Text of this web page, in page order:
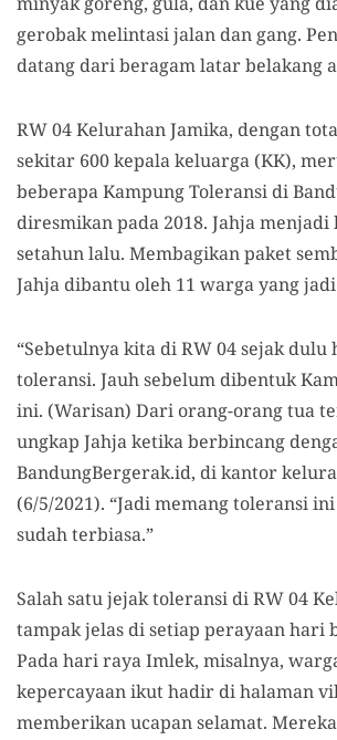
gerobak melintasi jalan dan gang.
datang dari beragam latar belakang
RW 04 Kelurahan Jamika, dengan
sekitar 600 kepala keluarga (KK),
beberapa Kampung Toleransi di
diresmikan pada 2018. Jahja menjadi
setahun lalu. Membagikan paket
Jahja dibantu oleh 11 warga yang
“Sebetulnya kita di RW 04 sejak dulu
toleransi. Jauh sebelum dibentuk
ini. (Warisan) Dari orang-orang tua
ungkap Jahja ketika berbincang
BandungBergerak.id, di kantor
(6/5/2021). “Jadi memang toleransi
sudah terbiasa.”
Salah satu jejak toleransi di RW 04
tampak jelas di setiap perayaan hari
Pada hari raya Imlek, misalnya,
kepercayaan ikut hadir di halaman
memberikan ucapan selamat.